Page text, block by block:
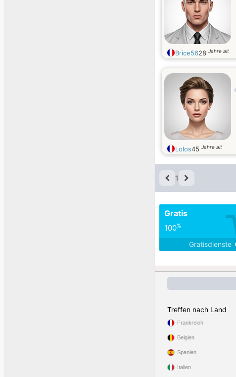
Brice5628 Jahre alt
Lolos45 Jahre alt
1
Gratis
100%
Gratisdienste
Treffen nach Land
Frankreich
Belgien
Spanien
Italien